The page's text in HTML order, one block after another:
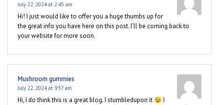
July 22, 2024 at 2:45 am
Hi! I just would like to offer you a huge thumbs up for
the great info you have here on this post. I’ll be coming back to
your website for more soon.
Mushroom gummies
July 22, 2024 at 9:57 am
Hi, I do think this is a great blog. I stumbledupon it 😉 I